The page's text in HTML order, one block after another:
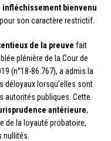
infléchissement bienvenu
son caractère restrictif.
de la preuve fait
plénière de la Cour de
(n°18-86.767), a admis la
déloyaux lorsqu’elles sont
autorités publiques. Cette
antérieure,
de la loyauté probatoire,
nullités.